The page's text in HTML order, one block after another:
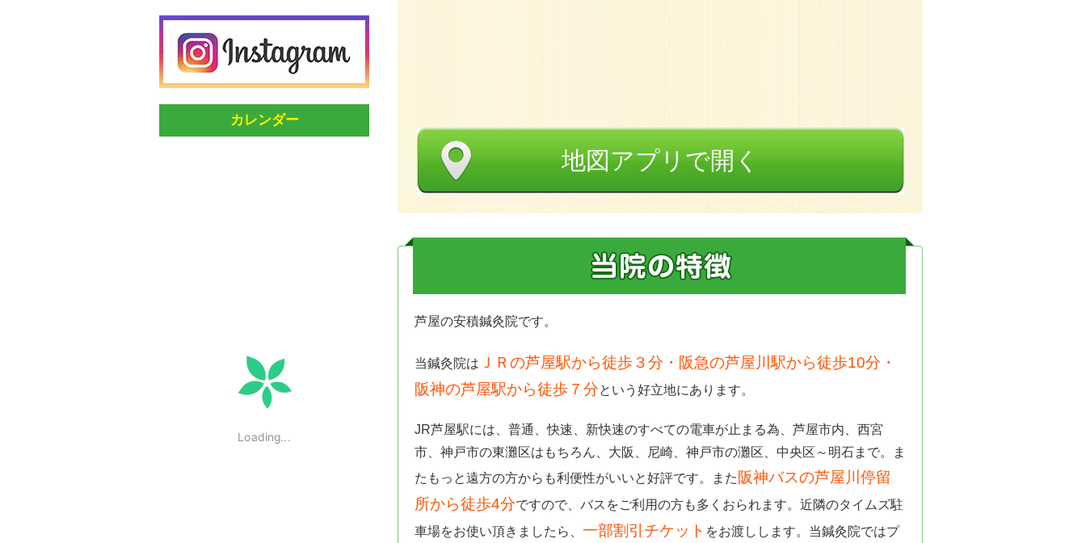
地図アプリで開く
芦屋の安積鍼灸院です。
当鍼灸院は ＪＲの芦屋駅から徒歩３分・阪急の芦屋川駅から徒歩10分・
阪神の芦屋駅から徒歩７分という好立地にあります。
JR芦屋駅には、普通、快速、新快速のすべての電車が止まる為、芦屋市内、西宮
市、神戸市の東灘区はもちろん、大阪、尼崎、神戸市の灘区、中央区～明石まで。ま
たもっと遠方の方からも利便性がいいと好評です。また 阪神バスの芦屋川停留
所から徒歩4分ですので、バスをご利用の方も多くおられます。近隣のタイムズ駐
車場をお使い頂きましたら、 一部割引チケット をお渡しします。当鍼灸院ではプ
カレンダー